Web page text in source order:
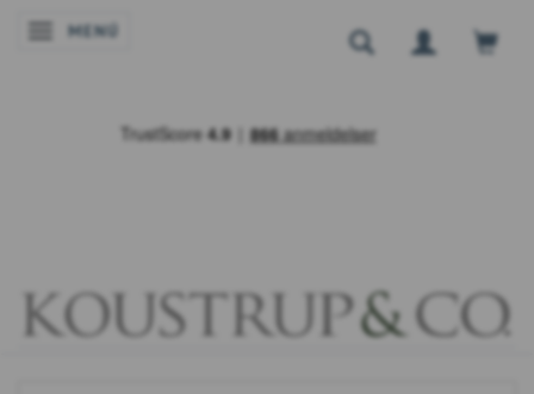
NAVEGACIÓN DE PALANCA
MENÚ